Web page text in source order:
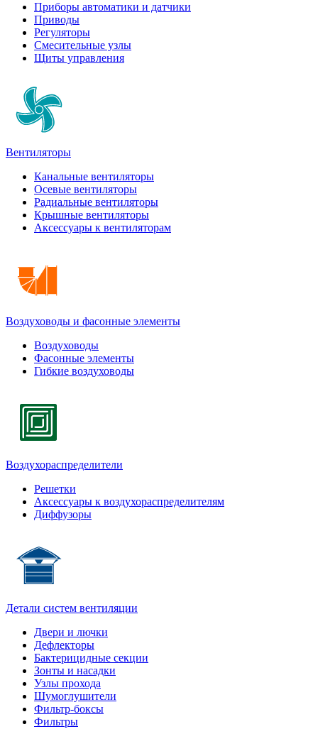
Приборы автоматики и датчики
Приводы
Регуляторы
Смесительные узлы
Щиты управления
Вентиляторы
Канальные вентиляторы
Осевые вентиляторы
Радиальные вентиляторы
Крышные вентиляторы
Аксессуары к вентиляторам
Воздуховоды и фасонные элементы
Воздуховоды
Фасонные элементы
Гибкие воздуховоды
Воздухораспределители
Решетки
Аксессуары к воздухораспределителям
Диффузоры
Детали систем вентиляции
Двери и лючки
Дефлекторы
Бактерицидные секции
Зонты и насадки
Узлы прохода
Шумоглушители
Фильтр-боксы
Фильтры